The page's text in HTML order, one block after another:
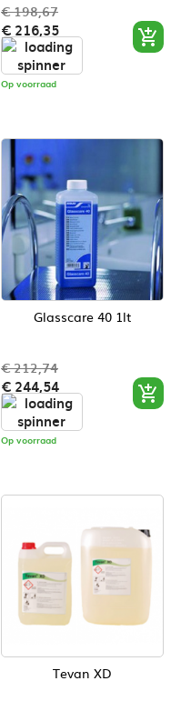
prijs
€ 198,67
€ 216,35
Op voorraad

Glasscare 40 1lt
prijs
€ 212,74
€ 244,54
Op voorraad

Tevan XD